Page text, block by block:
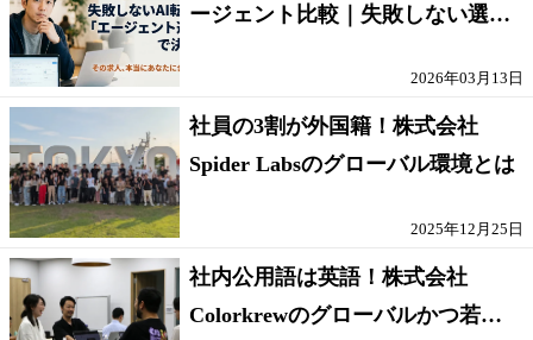
ージェント比較｜失敗しない選び
2026年03月13日
社員の3割が外国籍！株式会社
Spider Labsのグローバル環境とは
2025年12月25日
社内公用語は英語！株式会社
Colorkrewのグローバルかつ若手